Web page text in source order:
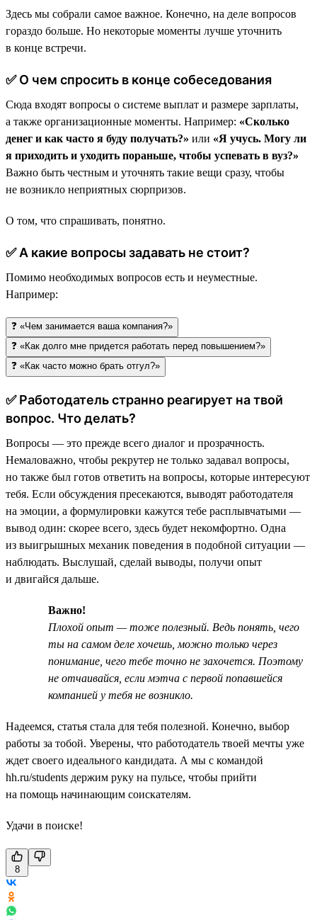
Здесь мы собрали самое важное. Конечно, на деле вопросов
гораздо больше. Но некоторые моменты лучше уточнить
в конце встречи.
✅ О чем спросить в конце собеседования
Сюда входят вопросы о системе выплат и размере зарплаты,
а также организационные моменты. Например: «Сколько
денег и как часто я буду получать?» или «Я учусь. Могу ли
я приходить и уходить пораньше, чтобы успевать в вуз?»
Важно быть честным и уточнять такие вещи сразу, чтобы
не возникло неприятных сюрпризов.
О том, что спрашивать, понятно.
✅ А какие вопросы задавать не стоит?
Помимо необходимых вопросов есть и неуместные.
Например:
❓ «Чем занимается ваша компания?»
❓ «Как долго мне придется работать перед повышением?»
❓ «Как часто можно брать отгул?»
✅ Работодатель странно реагирует на твой
вопрос. Что делать?
Вопросы — это прежде всего диалог и прозрачность.
Немаловажно, чтобы рекрутер не только задавал вопросы,
но также был готов ответить на вопросы, которые интересуют
тебя. Если обсуждения пресекаются, выводят работодателя
на эмоции, а формулировки кажутся тебе расплывчатыми —
вывод один: скорее всего, здесь будет некомфортно. Одна
из выигрышных механик поведения в подобной ситуации —
наблюдать. Выслушай, сделай выводы, получи опыт
и двигайся дальше.
Важно!
Плохой опыт — тоже полезный. Ведь понять, чего
ты на самом деле хочешь, можно только через
понимание, чего тебе точно не захочется. Поэтому
не отчаивайся, если мэтча с первой попавшейся
компанией у тебя не возникло.
Надеемся, статья стала для тебя полезной. Конечно, выбор
работы за тобой. Уверены, что работодатель твоей мечты уже
ждет своего идеального кандидата. А мы с командой
hh.ru/students держим руку на пульсе, чтобы прийти
на помощь начинающим соискателям.
Удачи в поиске!
8